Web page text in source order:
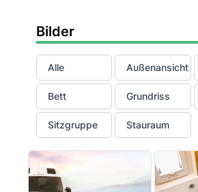
Bilder
Alle Außenansicht
Bett Grundriss
Sitzgruppe Stauraum